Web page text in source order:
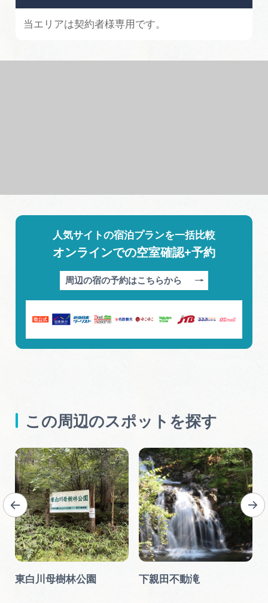
当エリアは契約者様専用です。
人気サイトの宿泊プランを一括比較
オンラインでの空室確認+予約
周辺の宿の予約はこちらから
この周辺のスポットを探す
東白川母樹林公園 下親田不動滝